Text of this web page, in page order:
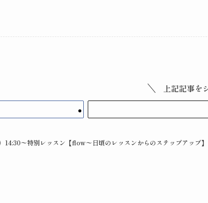
上記記事を
14:30〜特別レッスン【flow〜日頃のレッスンからのステップアップ】